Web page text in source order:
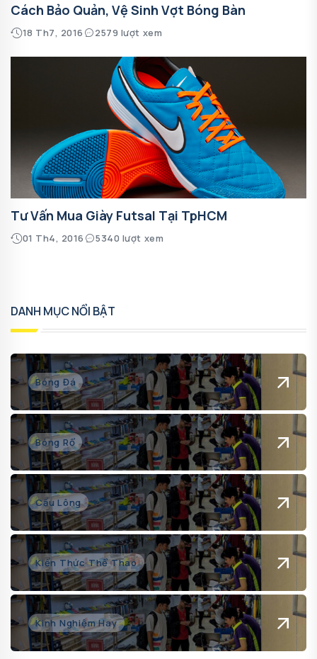
Cách Bảo Quản, Vệ Sinh Vợt Bóng Bàn
18 Th7, 2016 2579 lượt xem
Tư Vấn Mua Giày Futsal Tại TpHCM
01 Th4, 2016 5340 lượt xem
DANH MỤC NỔI BẬT
Bóng Đá
Bóng Rổ
Cầu Lông
Kiến Thức Thể Thao
Kinh Nghiệm Hay